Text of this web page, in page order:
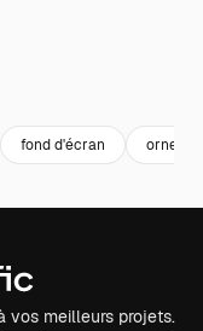
fond d'écran
vos meilleurs projets.